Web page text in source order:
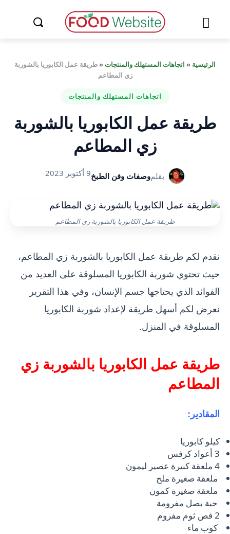
الرئيسية « اتجاهات المستهلك والمنتجات«طريقة عمل الكابوريا بالشوربة
زي المطاعم
اتجاهات المستهلك والمنتجات
طريقة عمل الكابوريا بالشوربة
زي المطاعم
بقلموصفات وفن الطبخ9 أكتوبر 2023
طريقة عمل الكابوريا بالشوربة زي المطاعم
نقدم لكم طريقة عمل الكابوريا بالشوربة زي المطاعم،
حيث تحتوي شوربة الكابوريا المسلوقة على العديد من
الفوائد الذي يحتاجها جسم الإنسان، وفي هذا التقرير
نعرض لكم أسهل طريقة لإعداد شوربة الكابوريا
المسلوقة في المنزل.
طريقة عمل الكابوريا بالشوربة زي
المطاعم
المقادير:
كيلو كابوريا
3 أعواد كرفس
4 ملعقة كبيرة عصير ليمون
ملعقة صغيرة ملح
ملعقة صغيرة كمون
حبة بصل مفرومة
2 فص ثوم مفروم
كوب ماء